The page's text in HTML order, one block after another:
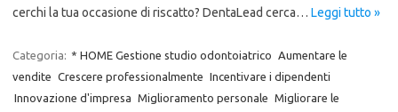
cerchi la tua occasione di riscatto? DentaLead cerca… Leggi tutto »
Categoria: * HOME Gestione studio odontoiatrico Aumentare le
vendite Crescere professionalmente Incentivare i dipendenti
Innovazione d'impresa Miglioramento personale Migliorare le